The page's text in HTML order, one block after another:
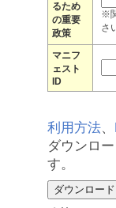
るため
の重要
政策
※
さ
マニフ
ェスト
ID
利用方法、
ダウンロ
す。